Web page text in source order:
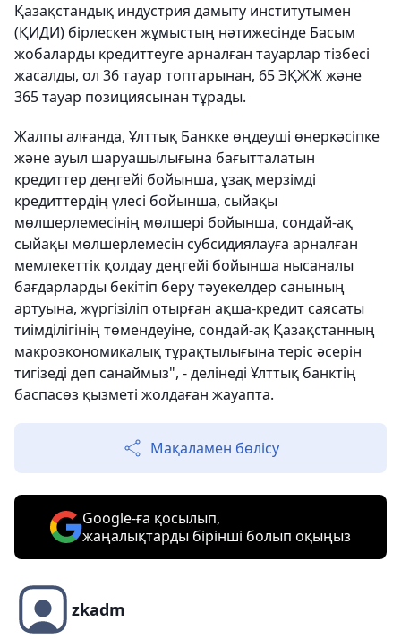
Қазақстандық индустрия дамыту институтымен
(ҚИДИ) бірлескен жұмыстың нәтижесінде Басым
жобаларды кредиттеуге арналған тауарлар тізбесі
жасалды, ол 36 тауар топтарынан, 65 ЭҚЖЖ және
365 тауар позициясынан тұрады.
Жалпы алғанда, Ұлттық Банкке өңдеуші өнеркәсіпке
және ауыл шаруашылығына бағытталатын
кредиттер деңгейі бойынша, ұзақ мерзімді
кредиттердің үлесі бойынша, сыйақы
мөлшерлемесінің мөлшері бойынша, сондай-ақ
сыйақы мөлшерлемесін субсидиялауға арналған
мемлекеттік қолдау деңгейі бойынша нысаналы
бағдарларды бекітіп беру тәуекелдер санының
артуына, жүргізіліп отырған ақша-кредит саясаты
тиімділігінің төмендеуіне, сондай-ақ Қазақстанның
макроэкономикалық тұрақтылығына теріс әсерін
тигізеді деп санаймыз", - делінеді Ұлттық банктің
баспасөз қызметі жолдаған жауапта.
Мақаламен бөлісу
Google-ға қосылып,
жаңалықтарды бірінші болып оқыңыз
zkadm